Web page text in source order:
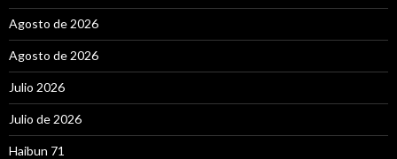
Agosto de 2026
Agosto de 2026
Julio 2026
Julio de 2026
Haibun 71